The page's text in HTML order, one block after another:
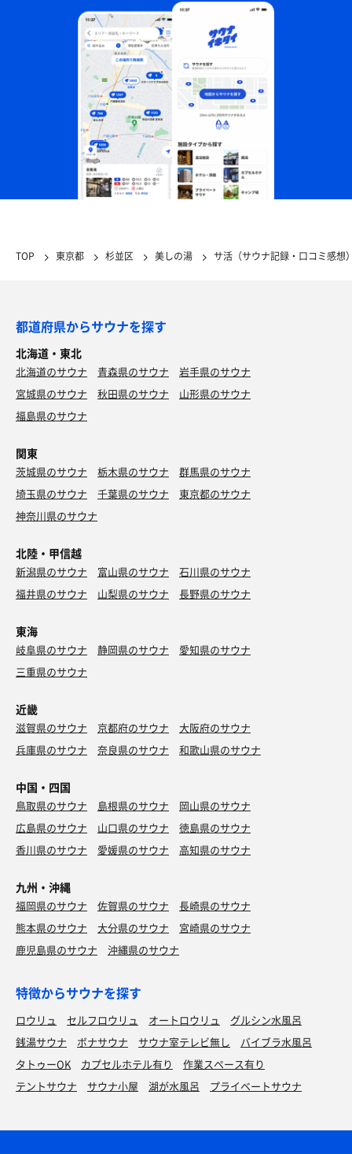
TOP 東京都 杉並区 美しの湯 サ活（サウナ記録・口コミ感想
都道府県からサウナを探す
北海道・東北
北海道のサウナ 青森県のサウナ
岩手県のサウナ
宮城県のサウナ
秋田県のサウナ
山形県のサウナ
福島県のサウナ
関東
茨城県のサウナ 栃木県のサウナ
群馬県のサウナ
埼玉県のサウナ
千葉県のサウナ
東京都のサウナ
神奈川県のサウナ
北陸・甲信越
新潟県のサウナ 富山県のサウナ
石川県のサウナ
福井県のサウナ
山梨県のサウナ 長野県のサウナ
東海
岐阜県のサウナ 静岡県のサウナ
愛知県のサウナ
三重県のサウナ
近畿
滋賀県のサウナ 京都府のサウナ
大阪府のサウナ
兵庫県のサウナ
奈良県のサウナ 和歌山県のサウナ
中国・四国
鳥取県のサウナ 島根県のサウナ
岡山県のサウナ
広島県のサウナ
山口県のサウナ
徳島県のサウナ
香川県のサウナ
愛媛県のサウナ 高知県のサウナ
九州・沖縄
福岡県のサウナ 佐賀県のサウナ
長崎県のサウナ
熊本県のサウナ
大分県のサウナ
宮崎県のサウナ
鹿児島県のサウナ
沖縄県のサウナ
特徴からサウナを探す
ロウリュ セルフロウリュ オートロウリュ
グルシン水風呂
銭湯サウナ
ボナサウナ サウナ室テレビ無し
バイブラ水風呂
タトゥーOK
カプセルホテル有り
作業スペース有り
テントサウナ
サウナ小屋 湖が水風呂 プライベートサウナ